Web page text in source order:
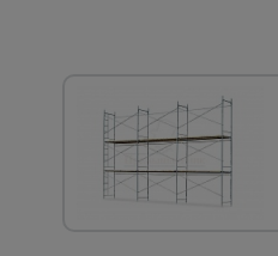
Сетка,